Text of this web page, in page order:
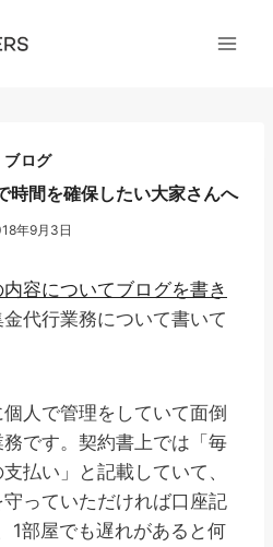
ブログ
時間を確保したい大家さんへ
年9月3日
容についてブログを書き
代行業務について書いて
人で管理をしていて面倒
です。契約書上では「毎
払い」と記載していて、
っていただければ口座記
1部屋でも遅れがあると何